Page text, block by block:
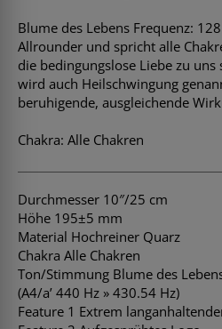
Blume des Lebens Frequenz:
Allrounder und spricht alle
die bedingungslose Liebe zu
wird auch Heilschwingung
beruhigende, ausgleichende
Chakra: Alle Chakren
Durchmesser 10″/25 cm
Höhe 195±5 mm
Material Hochreiner Quarz
Chakra Alle Chakren
Ton/Stimmung Blume des
(A4/a’ 440 Hz » 430.54 Hz)
Feature 1 Extrem